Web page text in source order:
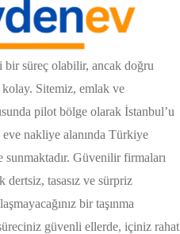
bir süreç olabilir, ancak doğru
Sitemiz, emlak ve
pilot bölge olarak İstanbul’u
eve nakliye alanında Türkiye
sunmaktadır. Güvenilir firmaları
dertsiz, tasasız ve sürpriz
bir taşınma
güvenli ellerde, içiniz rahat